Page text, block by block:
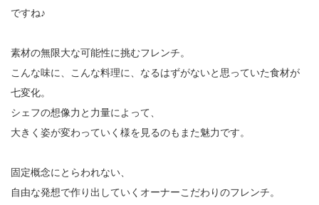
ですね♪
素材の無限大な可能性に挑むフレンチ。
こんな味に、こんな料理に、なるはずがないと思っていた食材が
七変化。
シェフの想像力と力量によって、
大きく姿が変わっていく様を見るのもまた魅力です。
固定概念にとらわれない、
自由な発想で作り出していくオーナーこだわりのフレンチ。